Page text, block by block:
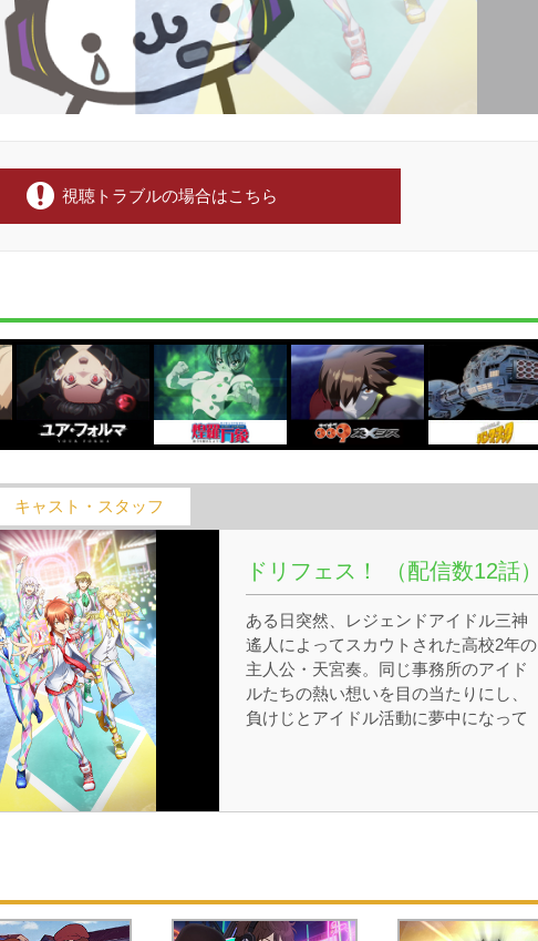
視聴トラブルの場合はこちら
キャスト・スタッフ
ドリフェス！ （配信数12話）
ある日突然、レジェンドアイドル三神
遙人によってスカウトされた高校2年の
主人公・天宮奏。同じ事務所のアイド
ルたちの熱い想いを目の当たりにし、
負けじとアイドル活動に夢中になって
桐いつき、天然で天才肌の沢村千弦と